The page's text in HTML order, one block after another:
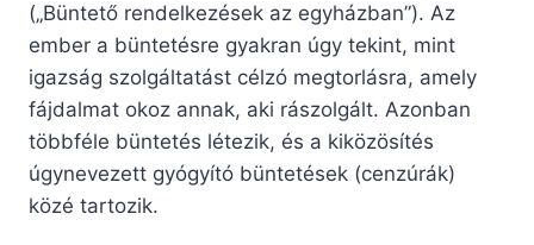
(„Büntető rendelkezések az egyházban”). Az
ember a büntetésre gyakran úgy tekint, mint
igazság szolgáltatást célzó megtorlásra, amely
fájdalmat okoz annak, aki rászolgált. Azonban
többféle büntetés létezik, és a kiközösítés
úgynevezett gyógyító büntetések (cenzúrák)
közé tartozik.